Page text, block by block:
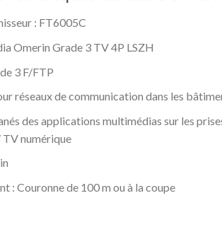
: FT6005C
Omerin Grade 3 TV 4P LSZH
3 F/FTP
réseaux de communication dans les
des applications multimédias sur les
numérique
: Couronne de 100 m ou à la coupe